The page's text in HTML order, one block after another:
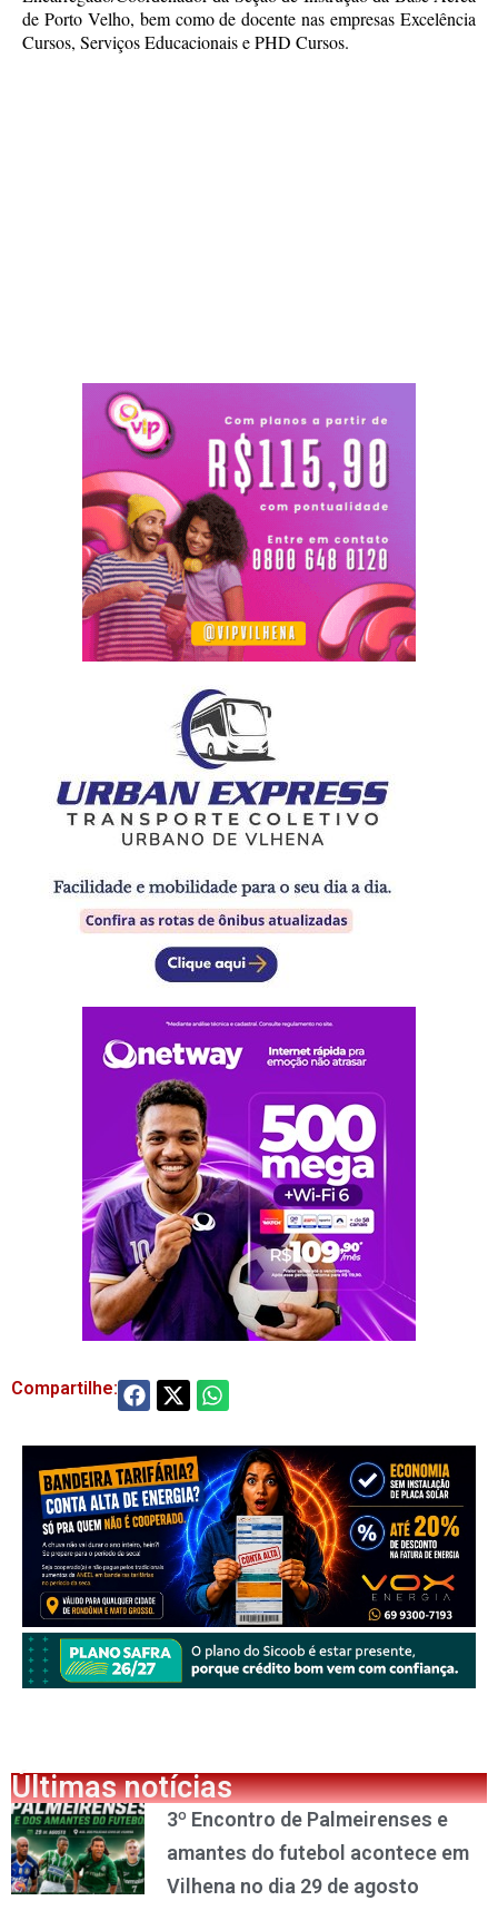
de Porto Velho, bem como de docente nas empresas Excelência
Cursos, Serviços Educacionais e PHD Cursos.
Compartilhe:
Últimas notícias
3º Encontro de Palmeirenses e
amantes do futebol acontece em
Vilhena no dia 29 de agosto